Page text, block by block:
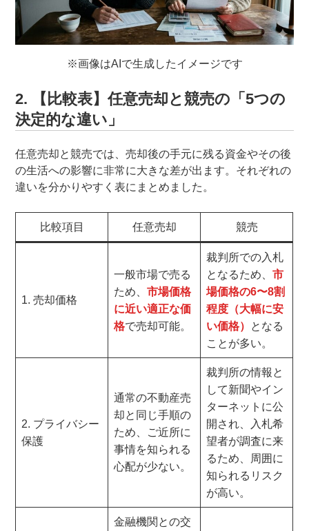
※画像はAIで生成したイメージです
2. 【比較表】任意売却と競売の「5つの
決定的な違い」
任意売却と競売では、売却後の手元に残る資金やその後
の生活への影響に非常に大きな差が出ます。それぞれの
違いを分かりやすく表にまとめました。
比較項目 任意売却 競売
1. 売却価格
一般市場で売る
ため、市場価格
に近い適正な価
格で売却可能。
裁判所での入札
となるため、市
場価格の6〜8割
程度（大幅に安
い価格） となる
ことが多い。
2. プライバシー
保護
通常の不動産売
却と同じ手順の
ため、ご近所に
事情を知られる
心配が少ない。
裁判所の情報と
して新聞やイン
ターネットに公
開され、入札希
望者が調査に来
るため、周囲に
知られるリスク
が高い。
金融機関との交